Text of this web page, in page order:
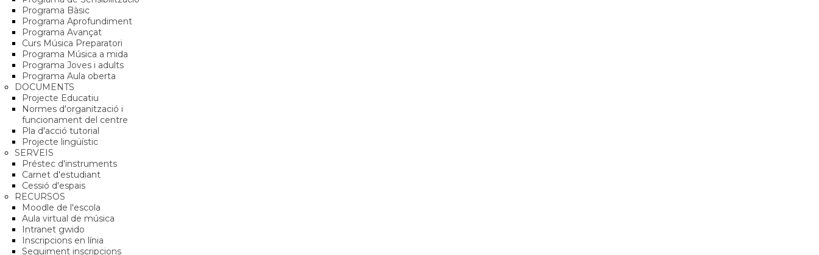
Programa Bàsic
Programa Aprofundiment
Programa Avançat
Curs Música Preparatori
Programa Música a mida
Programa Joves i adults
Programa Aula oberta
DOCUMENTS
Projecte Educatiu
Normes d'organització i
funcionament del centre
Pla d'acció tutorial
Projecte lingüístic
SERVEIS
Préstec d'instruments
Carnet d'estudiant
Cessió d'espais
RECURSOS
Moodle de l'escola
Aula virtual de música
Intranet gwido
Inscripcions en línia
Seguiment inscripcions